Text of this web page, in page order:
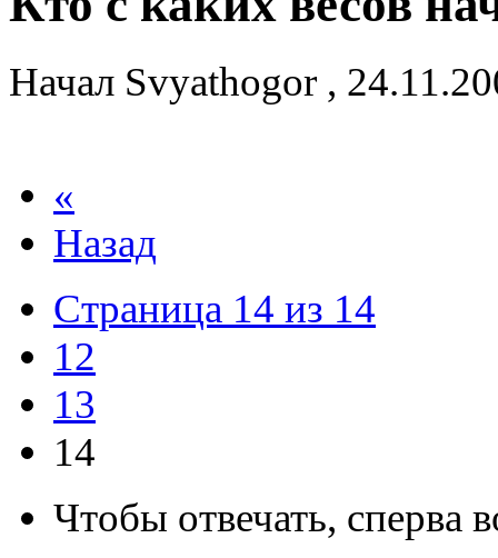
Начал Svyathogor ,
«
Назад
Страница 14 из 14
12
13
14
Чтобы отвечать, сперва